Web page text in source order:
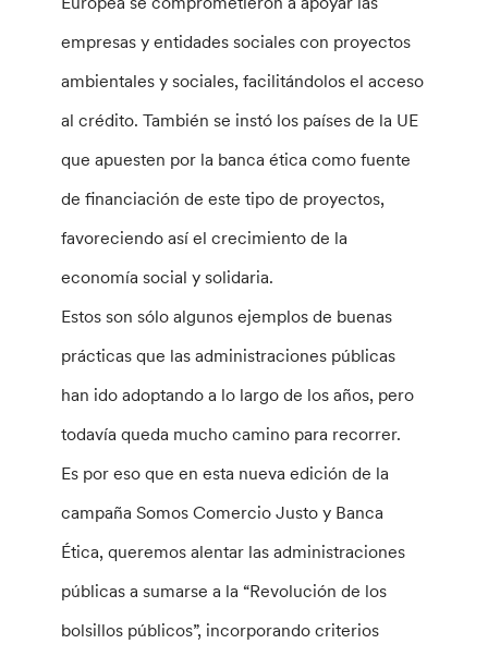
empresas y entidades sociales con proyectos
ambientales y sociales, facilitándolos el acceso
al crédito. También se instó los países de la UE
que apuesten por la banca ética como fuente
de financiación de este tipo de proyectos,
favoreciendo así el crecimiento de la
economía social y solidaria.
Estos son sólo algunos ejemplos de buenas
prácticas que las administraciones públicas
han ido adoptando a lo largo de los años, pero
todavía queda mucho camino para recorrer.
Es por eso que en esta nueva edición de la
campaña Somos Comercio Justo y Banca
Ética, queremos alentar las administraciones
públicas a sumarse a la “Revolución de los
bolsillos públicos”, incorporando criterios